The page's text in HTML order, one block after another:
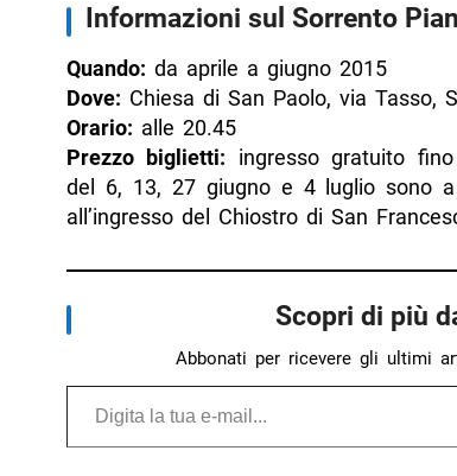
Informazioni sul Sorrento
Quando: da aprile a giugno 2015
Dove: Chiesa di San Paolo, via Tasso,
Orario: alle 20.45
Prezzo biglietti: ingresso gratuito
del 6, 13, 27 giugno e 4 luglio sono
all’ingresso del Chiostro di San
Scopri di più
Abbonati per ricevere gli ultimi
Digita la tua e-mail...